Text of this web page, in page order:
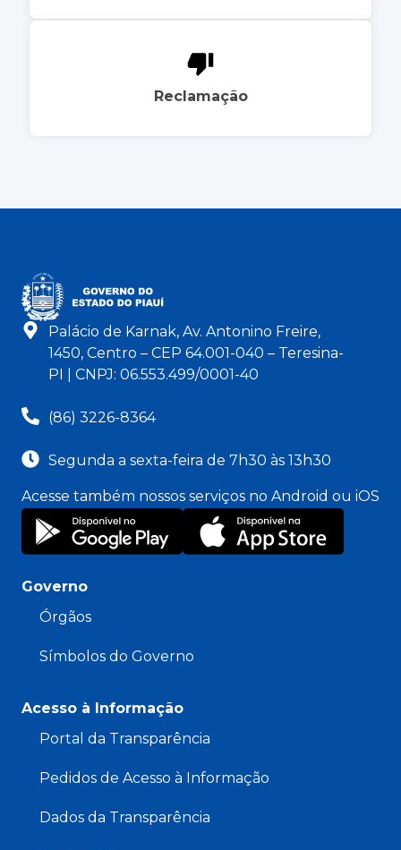
Reclamação
Palácio de Karnak, Av. Antonino Freire,
1450, Centro – CEP 64.001-040 – Teresina-
PI | CNPJ: 06.553.499/0001-40
(86) 3226-8364
Segunda a sexta-feira de 7h30 às 13h30
Acesse também nossos serviços no Android ou iOS
Governo
Órgãos
Símbolos do Governo
Acesso à Informação
Portal da Transparência
Pedidos de Acesso à Informação
Dados da Transparência